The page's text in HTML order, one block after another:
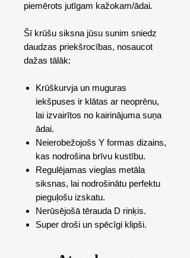
piemērots jutīgam kažokam/ādai.
Šī krūšu siksna jūsu sunim sniedz
daudzas priekšrocības, nosaucot
dažas tālāk:
Krūškurvja un muguras
iekšpuses ir klātas ar neoprēnu,
lai izvairītos no kairinājuma suņa
ādai.
Neierobežojošs Y formas dizains,
kas nodrošina brīvu kustību.
Regulējamas vieglas metāla
siksnas, lai nodrošinātu perfektu
pieguļošu izskatu.
Nerūsējošā tērauda D rinķis.
Super droši un spēcīgi klipši.